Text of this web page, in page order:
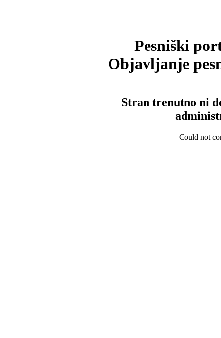
Pesniški
Objavljanje
Stran trenutno ni
Could not